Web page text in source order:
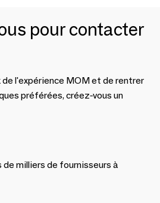
pour contacter
l'expérience MOM et de rentrer
préférées, créez-vous un
milliers de fournisseurs à